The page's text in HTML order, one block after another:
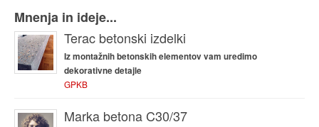
Mnenja in ideje...
Terac betonski izdelki
Iz montažnih betonskih elementov vam uredimo
dekorativne detajle
GPKB
Marka betona C30/37